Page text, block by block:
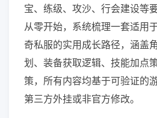
宝、练级、攻沙、行会建设等
从零开始，系统梳理一套适用
奇私服的实用成长路径，涵盖
划、装备获取逻辑、技能加点
策，所有内容均基于可验证的
第三方外挂或非官方修改。